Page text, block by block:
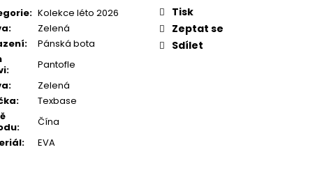
: Kolekce léto 2026
:
Zelená
:
Pánská bota
:
Pantofle
:
Zelená
:
Texbase
:
Čína
: EVA
Tisk
Zeptat se
Sdílet